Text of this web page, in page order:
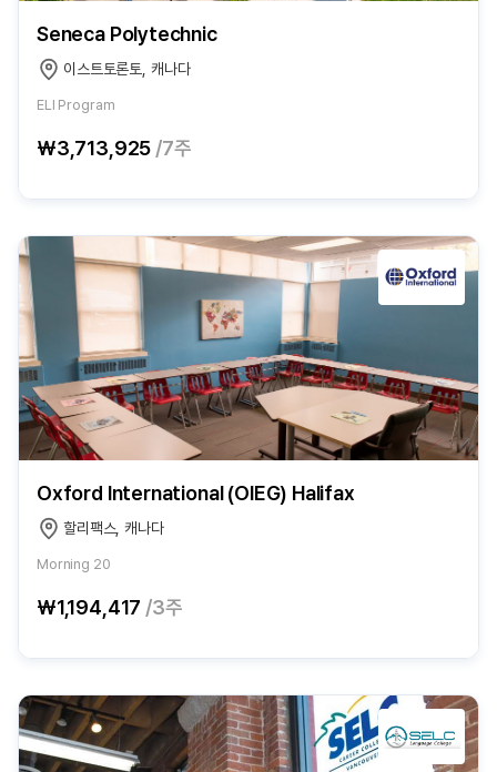
Seneca Polytechnic
이스트토론토, 캐나다
ELI Program
₩3,713,925 /7주
Oxford International (OIEG) Halifax
할리팩스, 캐나다
Morning 20
₩1,194,417 /3주